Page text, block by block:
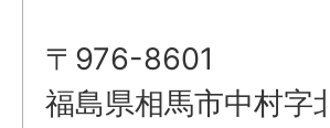
〒976-8601
福島県相馬市中村